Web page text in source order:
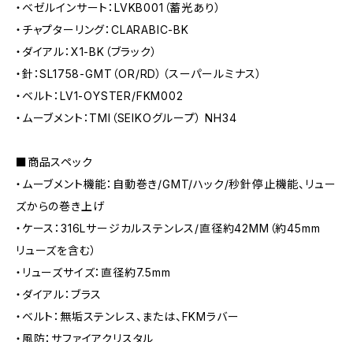
・ベゼルインサート：LVKB001（蓄光あり）
・チャプターリング：CLARABIC-BK
・ダイアル：X1-BK（ブラック）
・針：SL1758-GMT（OR/RD）（スーパールミナス）
・ベルト：LV1-OYSTER/FKM002
・ムーブメント：TMI（SEIKOグループ） NH34
■商品スペック
・ムーブメント機能：自動巻き/GMT/ハック/秒針停止機能、リュー
ズからの巻き上げ
・ケース：316Lサージカルステンレス/直径約42MM（約45mm
リューズを含む）
・リューズサイズ：直径約7.5mm
・ダイアル：ブラス
・ベルト：無垢ステンレス、または、FKMラバー
・風防：サファイアクリスタル